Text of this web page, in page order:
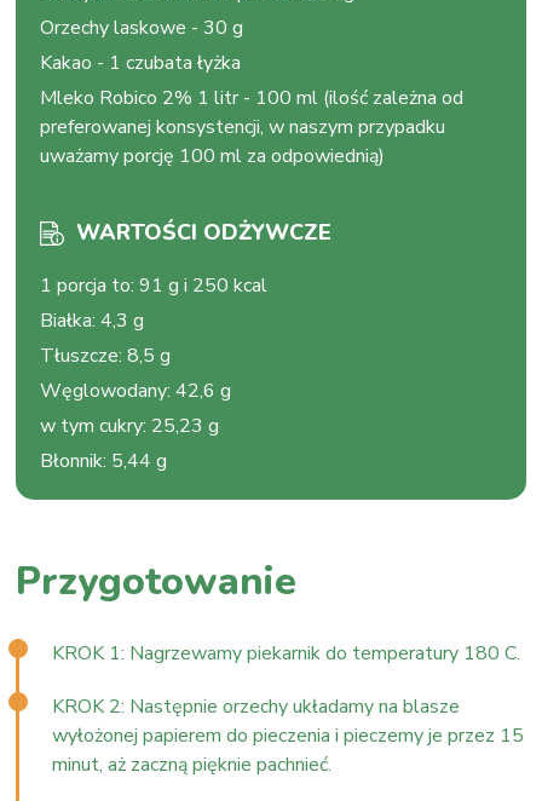
Orzechy laskowe -30 g
Kakao - 1 czubata łyżka
Mleko Robico 2% 1 litr - 100 ml (ilość zależna od
preferowanej konsystencji, w naszym przypadku
uważamy porcję 100 ml za odpowiednią)
WARTOŚCI ODŻYWCZE
1 porcja to:91 g i 250 kcal
Białka:4,3 g
Tłuszcze:8,5 g
Węglowodany:42,6 g
w tym cukry: 25,23 g
Błonnik: 5,44 g
Przygotowanie
KROK 1: Nagrzewamy piekarnik do temperatury 180 C.
KROK 2: Następnie orzechy układamy na blasze
wyłożonej papierem do pieczenia i pieczemy je przez 15
minut, aż zaczną pięknie pachnieć.